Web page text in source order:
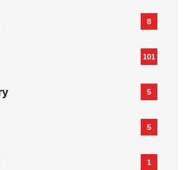
8
101
5
5
1